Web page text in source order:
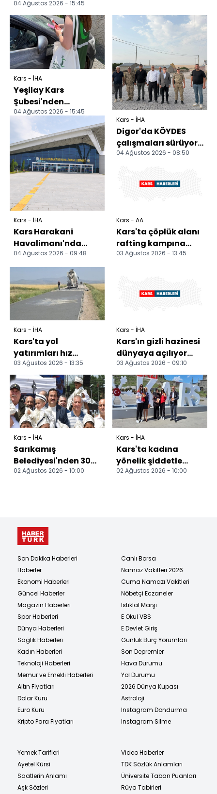
04 Ağustos 2026 - 15:45
Kars - İHA
Yeşilay Kars
Şubesi'nden
sürücülere
bağımlılıkla
mücadele
bilgilendirmesi
04 Ağustos 2026 - 15:45
Kars - İHA
Kars Harakani
Havalimanı'nda
yolcu trafiği artıyor:
İlk 6 Ayda 307 bin
797...
04 Ağustos 2026 - 09:48
Kars - İHA
Digor'da KÖYDES
çalışmaları sürüyor:
Kaymakam Zengin
park...
04 Ağustos 2026 - 08:50
Kars - AA
Kars'ta çöplük alanı
rafting kampına
dönüştürüldü
03 Ağustos 2026 - 13:45
Kars - İHA
Kars'ta yol
yatırımları hız
kesmiyor: Asfalt,
beton yol ve parke
taşı çalış...
03 Ağustos 2026 - 13:35
Kars - İHA
Kars'ın gizli hazinesi
dünyaya açılıyor
Akyaka
Kanyonu'nda
rafting heyecanı...
03 Ağustos 2026 - 09:10
Kars - İHA
Sarıkamış
Belediyesi'nden 300
çocuğa toplu sünnet
02 Ağustos 2026 - 10:00
Kars - İHA
Kars'ta kadına
yönelik şiddetle
mücadele için
02 Ağustos 2026 - 10:00
Son Dakika Haberleri
Haberler
Ekonomi Haberleri
Güncel Haberler
Magazin Haberleri
Spor Haberleri
Dünya Haberleri
Sağlık Haberleri
Kadın Haberleri
Teknoloji Haberleri
Memur ve Emekli Haberleri
Altın Fiyatları
Dolar Kuru
Euro Kuru
Kripto Para Fiyatları
Canlı Borsa
Namaz Vakitleri 2026
Cuma Namazı Vakitleri
Nöbetçi Eczaneler
İstiklal Marşı
E Okul VBS
E Devlet Giriş
Günlük Burç Yorumları
Son Depremler
Hava Durumu
Yol Durumu
2026 Dünya Kupası
Astroloji
Instagram Dondurma
Instagram Silme
Yemek Tarifleri
Ayetel Kürsi
Saatlerin Anlamı
Aşk Sözleri
Video Haberler
TDK Sözlük Anlamları
Üniversite Taban Puanları
Rüya Tabirleri